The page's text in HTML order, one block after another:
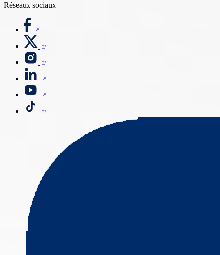
Réseaux sociaux